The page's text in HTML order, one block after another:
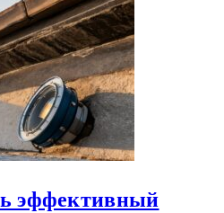
эффективный